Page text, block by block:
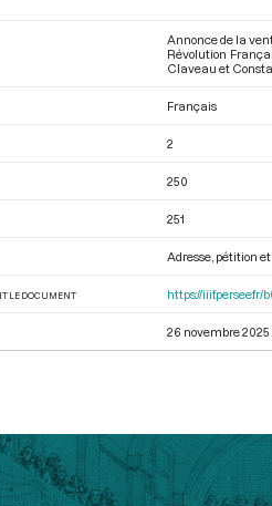
Annonce de la
Révolution
Claveau et
Français
2
250
251
Adresse, pétition
LE DOCUMENT https://
26 novembre 2025